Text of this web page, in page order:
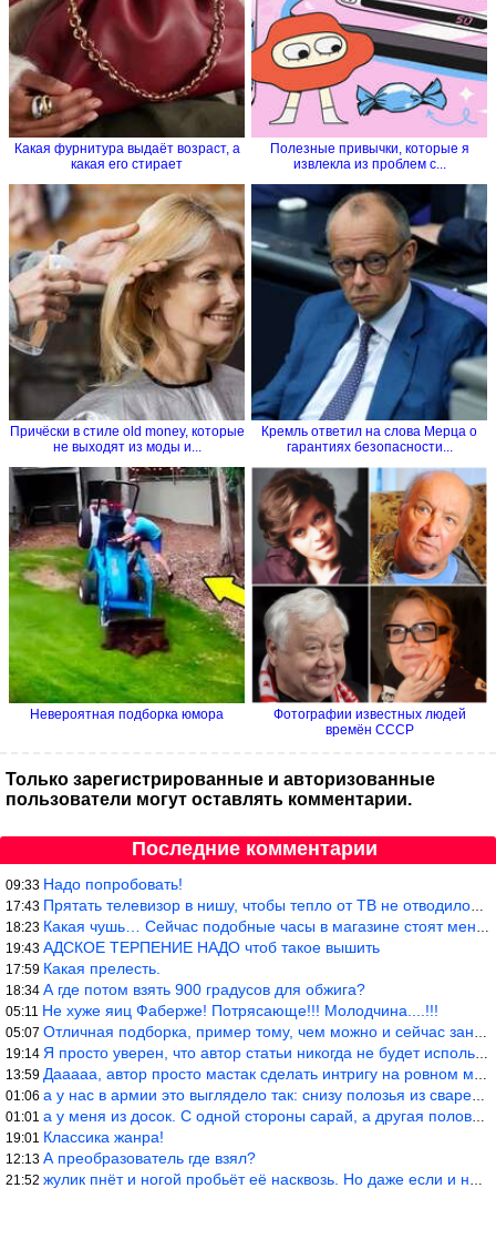
Какая фурнитура выдаёт возраст, а
какая его стирает
Полезные привычки, которые я
извлекла из проблем с...
Причёски в стиле old money, которые
не выходят из моды и...
Кремль ответил на слова Мерца о
гарантиях безопасности...
Невероятная подборка юмора
Фотографии известных людей
времён СССР
Только зарегистрированные и авторизованные
пользователи могут оставлять комментарии.
Последние комментарии
09:33 Надо попробовать!
17:43 Прятать телевизор в нишу, чтобы тепло от ТВ не отводилось и теле
18:23 Какая чушь… Сейчас подобные часы в магазине стоят меньше 10 долл
19:43 АДСКОЕ ТЕРПЕНИЕ НАДО чтоб такое вышить
17:59 Какая прелесть.
18:34 А где потом взять 900 градусов для обжига?
05:11 Не хуже яиц Фаберже! Потрясающе!!! Молодчина....!!!
05:07 Отличная подборка, пример тому, чем можно и сейчас заниматься…
19:14 Я просто уверен, что автор статьи никогда не будет использовать
13:59 Дааааа, автор просто мастак сделать интригу на ровном месте! А н
01:06 а у нас в армии это выглядело так: снизу полозья из сваренные тр
01:01 а у меня из досок. С одной стороны сарай, а другая половина — ду
19:01 Классика жанра!
12:13 А преобразователь где взял?
21:52 жулик пнёт и ногой пробьёт её насквозь. Но даже если и никогда н